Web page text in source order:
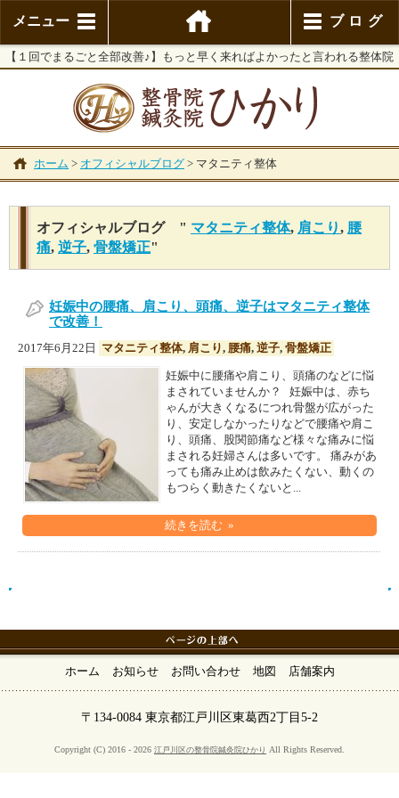
メニュー ブログ
【１回でまるごと全部改善♪】もっと早く来ればよかったと言われる整体院
ホーム > オフィシャルブログ > マタニティ整体
オフィシャルブログ " マタニティ整体, 肩こり, 腰
痛, 逆子, 骨盤矯正"
妊娠中の腰痛、肩こり、頭痛、逆子はマタニティ整体
で改善！
2017年6月22日 マタニティ整体, 肩こり, 腰痛, 逆子, 骨盤矯正
妊娠中に腰痛や肩こり、頭痛のなどに悩
まされていませんか？ 妊娠中は、赤ち
ゃんが大きくなるにつれ骨盤が広がった
り、安定しなかったりなどで腰痛や肩こ
り、頭痛、股関節痛など様々な痛みに悩
まされる妊婦さんは多いです。 痛みがあ
っても痛み止めは飲みたくない、動くの
もつらく動きたくないと...
続きを読む »
ホーム お知らせ お問い合わせ 地図 店舗案内
〒134-0084 東京都江戸川区東葛西2丁目5-2
Copyright (C) 2016 - 2026 江戸川区の整骨院鍼灸院ひかり All Rights Reserved.